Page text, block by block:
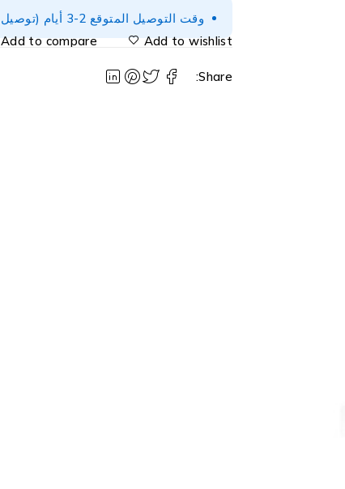
وقت التوصيل المتوقع 2-3 أيام (توصيل سريع)
Add to wishlist
Add to compare
Share: